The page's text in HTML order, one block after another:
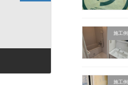
施工例
施工例